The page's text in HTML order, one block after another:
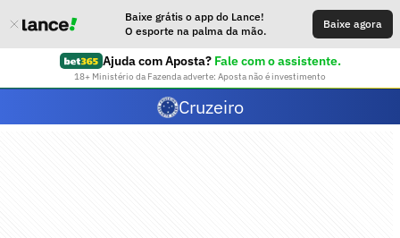
Baixe grátis o app do Lance!
O esporte na palma da mão.
Baixe agora
Ajuda com Aposta? Fale com o assistente.
18+ Ministério da Fazenda adverte: Aposta não é investimento
Cruzeiro